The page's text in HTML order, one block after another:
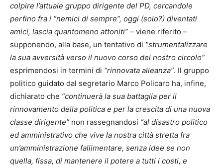
colpire l’attuale gruppo dirigente del PD, cercandole
perfino fra i “nemici di sempre”, oggi (solo?) diventati
amici, lascia quantomeno attoniti” – viene riferito –
supponendo, alla base, un tentativo di “strumentalizzare
la sua avversità verso il nuovo corso del nostro circolo”
esprimendosi in termini di “rinnovata alleanza”. Il gruppo
politico guidato dal segretario Marco Policaro ha, infine,
dichiarato che “continuerà la sua battaglia per il
rinnovamento della politica e per la crescita di una nuova
classe dirigente” non rassegnandosi “al disastro politico
ed amministrativo che vive la nostra città stretta fra
un’amministrazione fallimentare, senza idee se non
quella, fissa, di mantenere il potere a tutti i costi, e